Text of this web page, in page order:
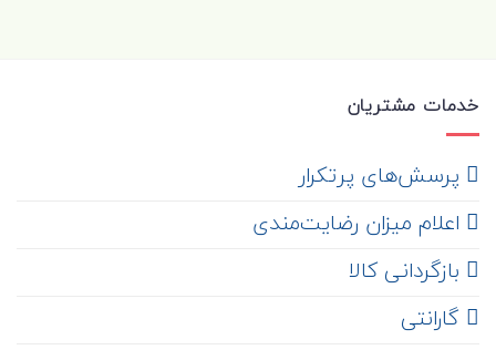
خدمات مشتریان
‌ پرسش‌های پرتکرار
اعلام میزان رضایت‌مندی
‌ بازگردانی کالا
گارانتی